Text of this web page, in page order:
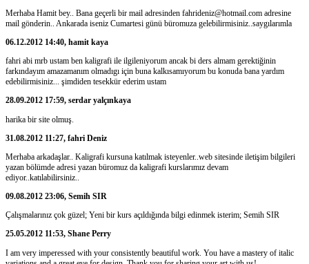
Merhaba Hamit bey.. Bana geçerli bir mail adresinden fahrideniz@hotmail.com adresine
mail gönderin.. Ankarada iseniz Cumartesi günü büromuza gelebilirmisiniz..saygılarımla
06.12.2012 14:40, hamit kaya
fahri abi mrb ustam ben kaligrafi ile ilgileniyorum ancak bi ders almam gerektiğinin
farkındayım amazamanım olmadıgı için buna kalkısamıyorum bu konuda bana yardım
edebilirmisiniz... şimdiden tesekkür ederim ustam
28.09.2012 17:59, serdar yalçınkaya
harika bir site olmuş.
31.08.2012 11:27, fahri Deniz
Merhaba arkadaşlar.. Kaligrafi kursuna katılmak isteyenler..web sitesinde iletişim bilgileri
yazan bölümde adresi yazan büromuz da kaligrafi kurslarımız devam
ediyor..katılabilirsiniz..
09.08.2012 23:06, Semih SIR
Çalışmalarınız çok güzel; Yeni bir kurs açıldığında bilgi edinmek isterim; Semih SIR
25.05.2012 11:53, Shane Perry
I am very imperessed with your consistently beautiful work. You have a mastery of italic